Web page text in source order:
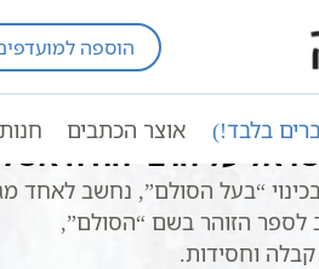
הוספה
בלבד!) אוצר הכתבים
– המלצות גדולי הדור על
על הרב יהודה
“בעל הסולם”, נחשב לאחד
לספר הזוהר בשם “הסולם”,
קבלה וחסידות.